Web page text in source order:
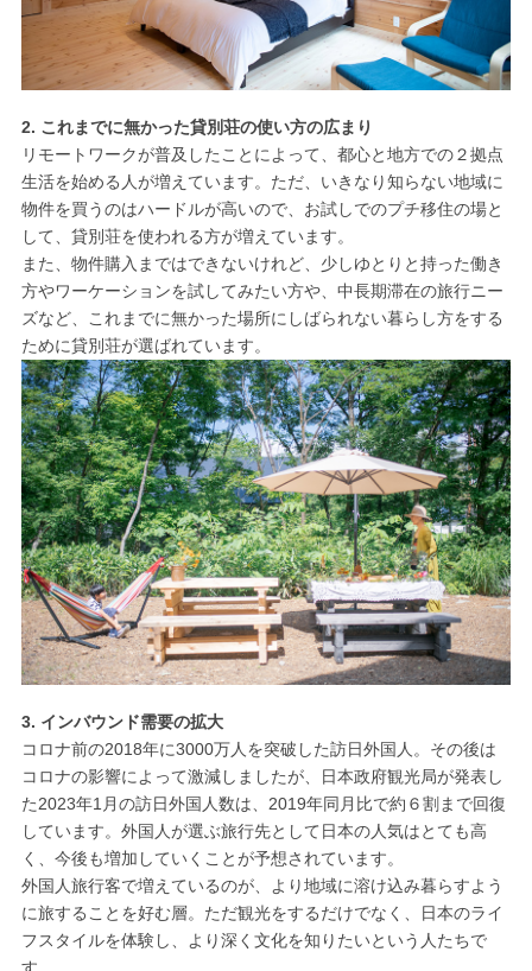
2. これまでに無かった貸別荘の使い方の広まり
リモートワークが普及したことによって、都心と地方での２拠点
生活を始める人が増えています。ただ、いきなり知らない地域に
物件を買うのはハードルが高いので、お試しでのプチ移住の場と
して、貸別荘を使われる方が増えています。
また、物件購入まではできないけれど、少しゆとりと持った働き
方やワーケーションを試してみたい方や、中長期滞在の旅行ニー
ズなど、これまでに無かった場所にしばられない暮らし方をする
ために貸別荘が選ばれています。
3. インバウンド需要の拡大
コロナ前の2018年に3000万人を突破した訪日外国人。その後は
コロナの影響によって激減しましたが、日本政府観光局が発表し
た2023年1月の訪日外国人数は、2019年同月比で約６割まで回復
しています。外国人が選ぶ旅行先として日本の人気はとても高
く、今後も増加していくことが予想されています。
外国人旅行客で増えているのが、より地域に溶け込み暮らすよう
に旅することを好む層。ただ観光をするだけでなく、日本のライ
フスタイルを体験し、より深く文化を知りたいという人たちで